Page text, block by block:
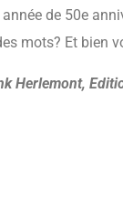
de 50e
mots? Et bien
Herlemont,